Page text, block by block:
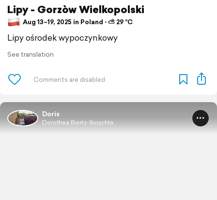
Lipy - Gorzòw Wielkopolski
Aug 13–19, 2025 in Poland ⋅ ⛅ 29 °C
Lipy ośrodek wypoczynkowy
See translation
Doris
Dorothea Biertz-Sorychta